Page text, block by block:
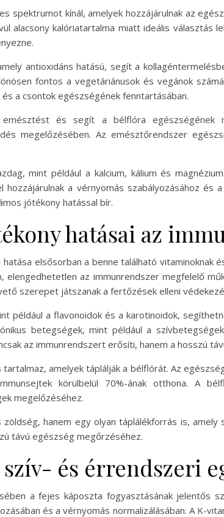
spektrumot kínál, amelyek hozzájárulnak az
alacsony kalóriatartalma miatt ideális
antioxidáns hatású, segít a
fontos a vegetáriánusok és vegánok
a csontok egészségének fenntartásában.
és segít a bélflóra egészségének
megelőzésében. Az emésztőrendszer
mint például a kalcium, kálium és
a vérnyomás szabályozásához és
jótékony hatással bír.
hatásai az
elsősorban a benne található vitaminoknak
elengedhetetlen az immunrendszer megfelelő
szerepet játszanak a fertőzések elleni
például a flavonoidok és a karotinoidok,
betegségek, mint például a
az immunrendszert erősíti, hanem a hosszú
amelyek táplálják a bélflórát. Az
körülbelül 70%-ának otthona. A
megelőzéséhez.
hanem egy olyan táplálékforrás is,
távú egészség megőrzéséhez.
szív- és érrendszeri
a fejes káposzta fogyasztásának jelentős
és a vérnyomás normalizálásában. A K-